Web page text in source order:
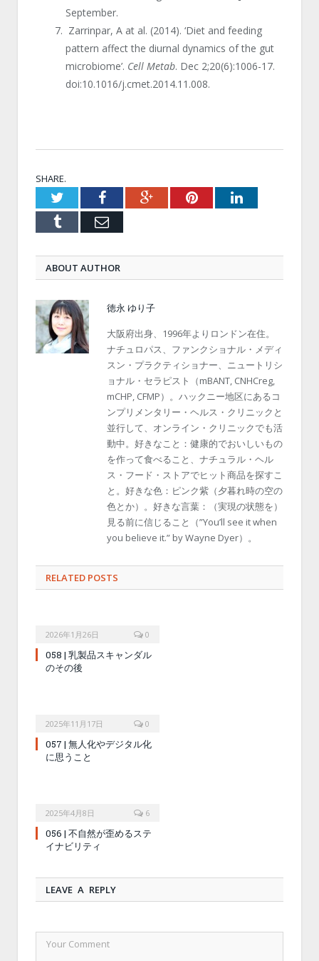
September.
Zarrinpar, A at al. (2014). ‘Diet and feeding
pattern affect the diurnal dynamics of the gut
microbiome’. Cell Metab. Dec 2;20(6):1006-17.
doi:10.1016/j.cmet.2014.11.008.
SHARE.
TwitterFacebookGoogle+PinterestLinkedIn
Tumblr Email
ABOUT AUTHOR
徳永 ゆり子
大阪府出身、1996年よりロンドン在住。
ナチュロパス、ファンクショナル・メディ
スン・プラクティショナー、ニュートリシ
ョナル・セラピスト（mBANT, CNHCreg,
mCHP, CFMP）。ハックニー地区にあるコ
ンプリメンタリー・ヘルス・クリニックと
並行して、オンライン・クリニックでも活
動中。好きなこと：健康的でおいしいもの
を作って食べること、ナチュラル・ヘル
ス・フード・ストアでヒット商品を探すこ
と。好きな色：ピンク紫（夕暮れ時の空の
色とか）。好きな言葉：（実現の状態を）
見る前に信じること（”You’ll see it when
you believe it.” by Wayne Dyer）。
RELATED POSTS
2026年1月26日 0
058 | 乳製品スキャンダル
のその後
2025年11月17日 0
057 | 無人化やデジタル化
に思うこと
2025年4月8日 6
056 | 不自然が歪めるステ
イナビリティ
LEAVE A REPLY